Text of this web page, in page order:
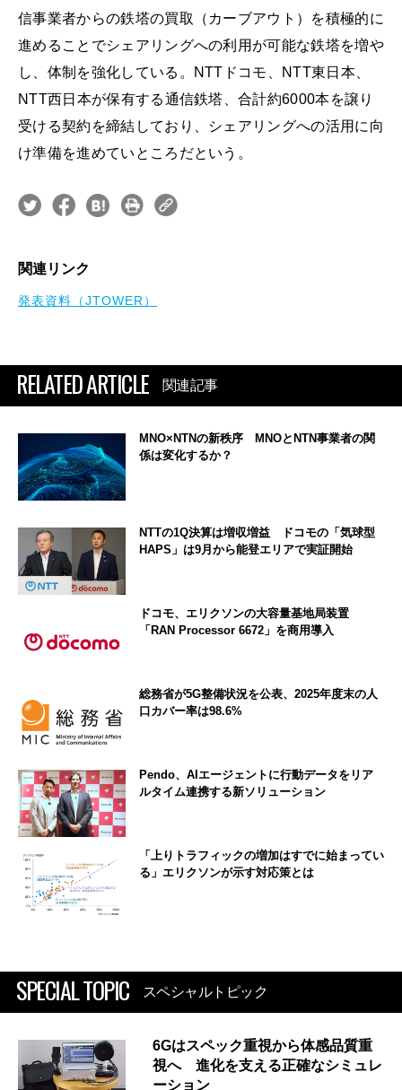
信事業者からの鉄塔の買取（カーブアウト）を積極的に
進めることでシェアリングへの利用が可能な鉄塔を増や
し、体制を強化している。NTTドコモ、NTT東日本、
NTT西日本が保有する通信鉄塔、合計約6000本を譲り
受ける契約を締結しており、シェアリングへの活用に向
け準備を進めていところだという。
関連リンク
発表資料（JTOWER）
RELATED ARTICLE 関連記事
MNO×NTNの新秩序 MNOとNTN事業者の関
係は変化するか？
NTTの1Q決算は増収増益 ドコモの「気球型
HAPS」は9月から能登エリアで実証開始
ドコモ、エリクソンの大容量基地局装置
「RAN Processor 6672」を商用導入
総務省が5G整備状況を公表、2025年度末の人
口カバー率は98.6%
Pendo、AIエージェントに行動データをリア
ルタイム連携する新ソリューション
「上りトラフィックの増加はすでに始まってい
る」エリクソンが示す対応策とは
SPECIAL TOPIC スペシャルトピック
6Gはスペック重視から体感品質重
視へ 進化を支える正確なシミュレ
ーション